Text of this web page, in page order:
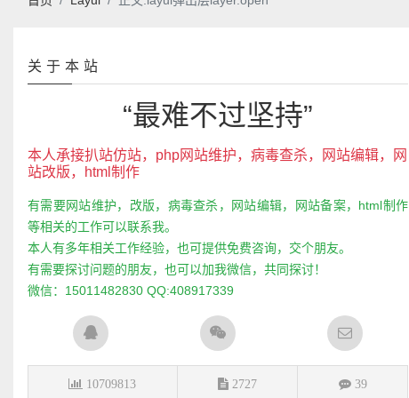
关于本站
“最难不过坚持”
本人承接扒站仿站，php网站维护，病毒查杀，网站编辑，网
站改版，html制作
有需要网站维护，改版，病毒查杀，网站编辑，网站备案，html制作
等相关的工作可以联系我。
本人有多年相关工作经验，也可提供免费咨询，交个朋友。
有需要探讨问题的朋友，也可以加我微信，共同探讨！
微信：15011482830 QQ:408917339
10709813 2727 39